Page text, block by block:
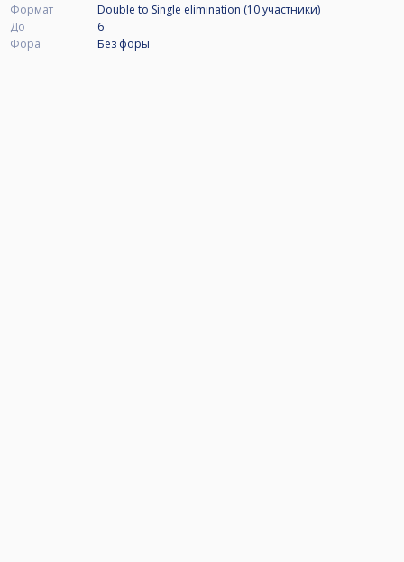
Формат
Double to Single elimination (10участники)
До
6
Фора
Без форы